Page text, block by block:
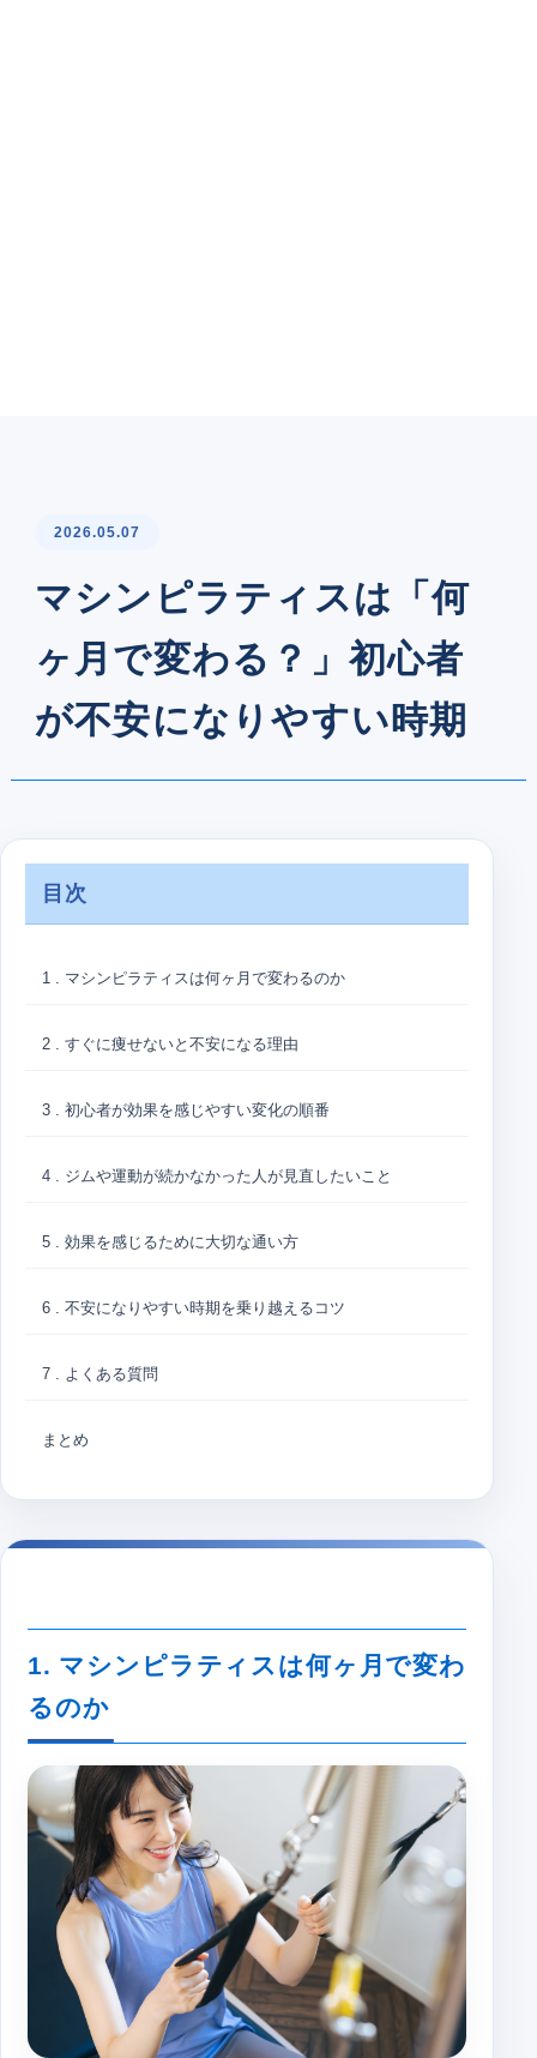
2026.05.07
マシンピラティスは「何
ヶ月で変わる？」初心者
が不安になりやすい時期
目次
1 . マシンピラティスは何ヶ月で変わるのか
2 . すぐに痩せないと不安になる理由
3 . 初心者が効果を感じやすい変化の順番
4 . ジムや運動が続かなかった人が見直したいこと
5 . 効果を感じるために大切な通い方
6 . 不安になりやすい時期を乗り越えるコツ
7 . よくある質問
まとめ
1. マシンピラティスは何ヶ月で変わ
るのか